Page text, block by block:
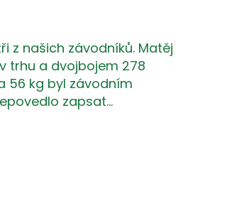
z našich závodníků. Matěj
trhu a dvojbojem 278
56 kg byl závodním
zapsat…